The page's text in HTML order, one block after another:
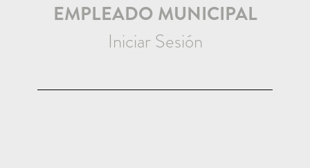
EMPLEADO MUNICIPAL
Iniciar Sesión